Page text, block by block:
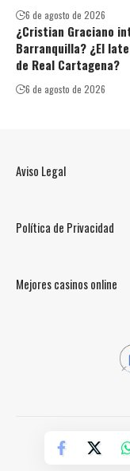
6 de agosto de 2026
¿Cristian Graciano
Barranquilla? ¿El
de Real Cartagena?
6 de agosto de 2026
Aviso Legal
Política de Privacidad
Mejores casinos online